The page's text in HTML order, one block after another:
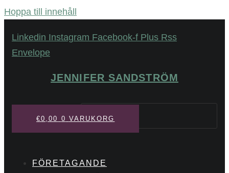
Hoppa till innehåll
Linkedin Instagram Facebook-f Plus Rss
Envelope
JENNIFER SANDSTRÖM
Sök
€0,00 0 VARUKORG
FÖRETAGANDE